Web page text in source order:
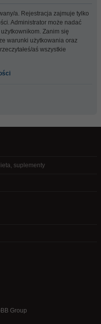
a. Rejestracja zajmuje tylko
Administrator może nadać
Zanim się
warunki użytkowania oraz
aś wszystkie
suplementy
Group